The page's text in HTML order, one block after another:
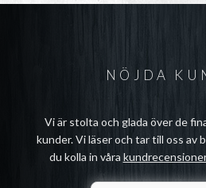
NÖJDA
Vi är stolta och glada över de
kunder. Vi läser och tar till oss av
du kolla in våra